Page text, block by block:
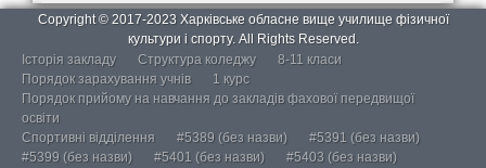
Copyright © 2017-2023 Харківське обласне вище училище фізичної
культури і спорту. All Rights Reserved.
Історія закладу
Структура коледжу
8-11 класи
Порядок зарахування учнів
1 курс
Порядок прийому на навчання до закладів фахової передвищої
освіти
Спортивні відділення
#5389 (без назви)
#5391 (без назви)
#5399 (без назви)
#5401 (без назви)
#5403 (без назви)